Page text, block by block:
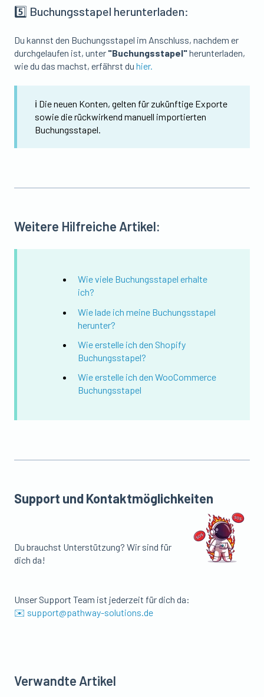
5️⃣ Buchungsstapel herunterladen:
Du kannst den Buchungsstapel im Anschluss, nachdem er
durchgelaufen ist, unter "Buchungsstapel"herunterladen,
wie du das machst, erfährst du hier.
ℹ️ Die neuen Konten, gelten für zukünftige Exporte
sowie die rückwirkend manuell importierten
Buchungsstapel.
Weitere Hilfreiche Artikel:
Wie viele Buchungsstapel erhalte
ich?
Wie lade ich meine Buchungsstapel
herunter?
Wie erstelle ich den Shopify
Buchungsstapel?
Wie erstelle ich den WooCommerce
Buchungsstapel
Support und Kontaktmöglichkeiten
Du brauchst Unterstützung? Wir sind für
dich da!
Unser Support Team ist jederzeit für dich da:
✉️ support@pathway-solutions.de
Verwandte Artikel